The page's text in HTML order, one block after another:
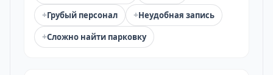
+Грубый персонал +Неудобная запись
+Сложно найти парковку